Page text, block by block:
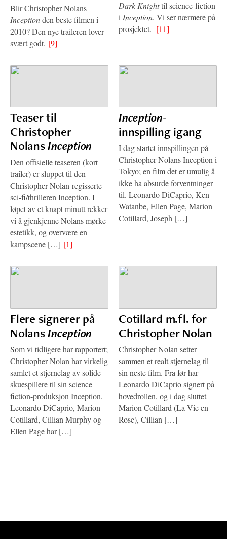
Blir Christopher Nolans
Inceptionden beste filmen i
2010? Den nye traileren lover
svært godt. [9]
Dark Knighttil science-fiction
i Inception. Vi ser nærmere på
prosjektet. [11]
Teaser til
Christopher
NolansInception
Den offisielle teaseren (kort
trailer) er sluppet til den
Christopher Nolan-regisserte
sci-fi/thrilleren Inception. I
løpet av et knapt minutt rekker
vi å gjenkjenne Nolans mørke
estetikk, og overvære en
kampscene […] [1]
Inception-
innspilling igang
I dag startet innspillingen på
Christopher Nolans Inception i
Tokyo; en film det er umulig å
ikke ha absurde forventninger
til. Leonardo DiCaprio, Ken
Watanbe, Ellen Page, Marion
Cotillard, Joseph […]
Flere signerer på
NolansInception
Som vi tidligere har rapportert;
Christopher Nolan har virkelig
samlet et stjernelag av solide
skuespillere til sin science
fiction-produksjon Inception.
Leonardo DiCaprio, Marion
Cotillard, Cillian Murphy og
Ellen Page har […]
Cotillard m.fl. for
Christopher Nolan
Christopher Nolan setter
sammen et realt stjernelag til
sin neste film. Fra før har
Leonardo DiCaprio signert på
hovedrollen, og i dag sluttet
Marion Cotillard (La Vie en
Rose), Cillian […]